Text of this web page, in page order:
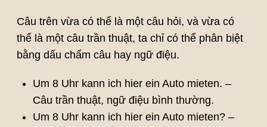
Câu trên vừa có thể là một câu hỏi, và vừa có
thể là một câu trần thuật, ta chỉ có thể phân biệt
bằng dấu chấm câu hay ngữ điệu.
Um 8 Uhr kann ich hier ein Auto mieten. –
Câu trần thuật, ngữ điệu bình thường.
Um 8 Uhr kann ich hier ein Auto mieten? –